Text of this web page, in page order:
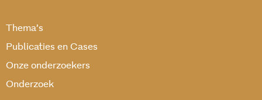
Thema’s
Publicaties en Cases
Onze onderzoekers
Onderzoek